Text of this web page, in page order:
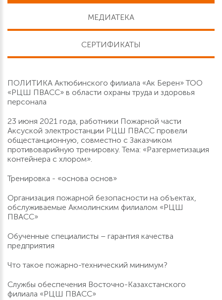
МЕДИАТЕКА
СЕРТИФИКАТЫ
ПОЛИТИКА Актюбинского филиала «Ак Берен» ТОО
«РЦШ ПВАСС» в области охраны труда и здоровья
персонала
23 июня 2021 года, работники Пожарной части
Аксуской электростанции РЦШ ПВАСС провели
общестанционную, совместно с Заказчиком
противоварийную тренировку. Тема: «Разгерметизация
контейнера с хлором».
Тренировка - «основа основ»
Организация пожарной безопасности на объектах,
обслуживаемые Акмолинским филиалом «РЦШ
ПВАСС»
Обученные специалисты – гарантия качества
предприятия
Что такое пожарно-технический минимум?
Службы обеспечения Восточно-Казахстанского
филиала «РЦШ ПВАСС»